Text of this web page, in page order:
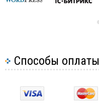
Способы оплаты